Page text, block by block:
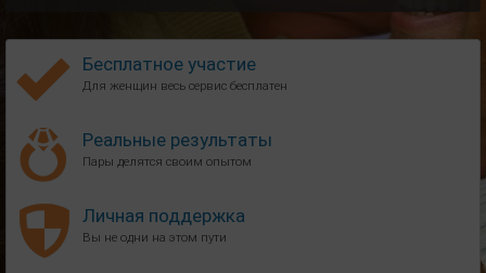
Бесплатное участие
Для женщин весь сервис бесплатен
Реальные результаты
Пары делятся своим опытом
Личная поддержка
Вы не одни на этом пути